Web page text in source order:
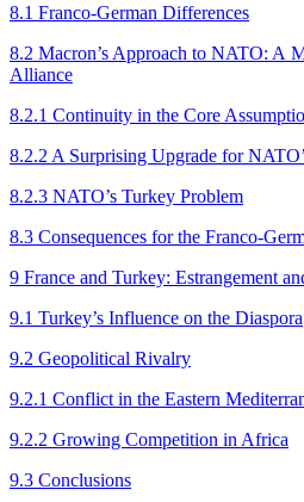
8.1 Franco-German Differences
8.2 Macron’s Approach to NATO: A
Alliance
8.2.1 Continuity in the Core
8.2.2 A Surprising Upgrade for
8.2.3 NATO’s Turkey Problem
8.3 Consequences for the Franco-
9 France and Turkey: Estrangement
9.1 Turkey’s Influence on the Diaspora
9.2 Geopolitical Rivalry
9.2.1 Conflict in the Eastern
9.2.2 Growing Competition in Africa
9.3 Conclusions